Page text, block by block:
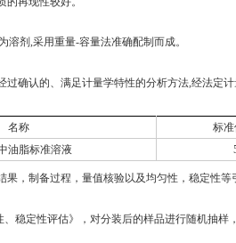
溶剂,采用重量-容量法准确配制而成。
确认的、满足计量学特性的分析方法,经法定
名称 标准
油脂标准溶液
，制备过程，量值核验以及均匀性，稳定性等
、稳定性评估》，对分装后的样品进行随机抽